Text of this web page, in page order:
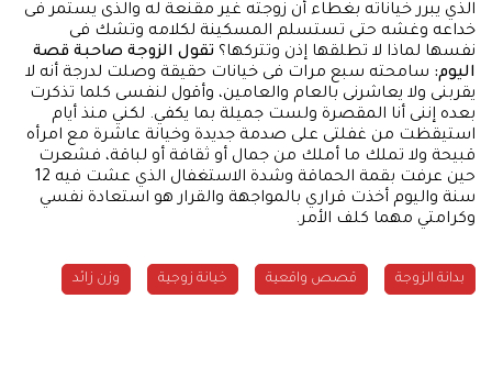
الذي يبرر خياناته بغطاء أن زوجته غير مقنعة له والذى يستمر فى
خداعه وغشه حتى تستسلم المسكينة لكلامه وتشك فى
نفسها لماذا لا تطلقها إذن وتتركها؟ تقول الزوجة صاحبة قصة
اليوم: سامحته سبع مرات فى خيانات حقيقة وصلت لدرجة أنه لا
يقربنى ولا يعاشرنى بالعام والعامين، وأقول لنفسى كلما تذكرت
بعده إننى أنا المقصرة ولست جميلة بما يكفي. لكني منذ أيام
استيقظت من غفلتى على صدمة جديدة وخيانة عاشرة مع امرأه
قبيحة ولا تملك ما أملك من جمال أو ثقافة أو لباقة، فشعرت
حين عرفت بقمة الحماقة وشدة الاستغفال الذي عشت فيه 12
سنة واليوم أخذت قراري بالمواجهة والقرار هو استعادة نفسي
وكرامتي مهما كلف الأمر.
بدانة الزوجة قصص واقعية خيانة زوجية وزن زائد